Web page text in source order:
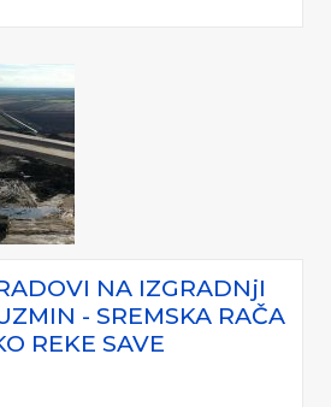
NA IZGRADNjI
- SREMSKA RAČA
REKE SAVE